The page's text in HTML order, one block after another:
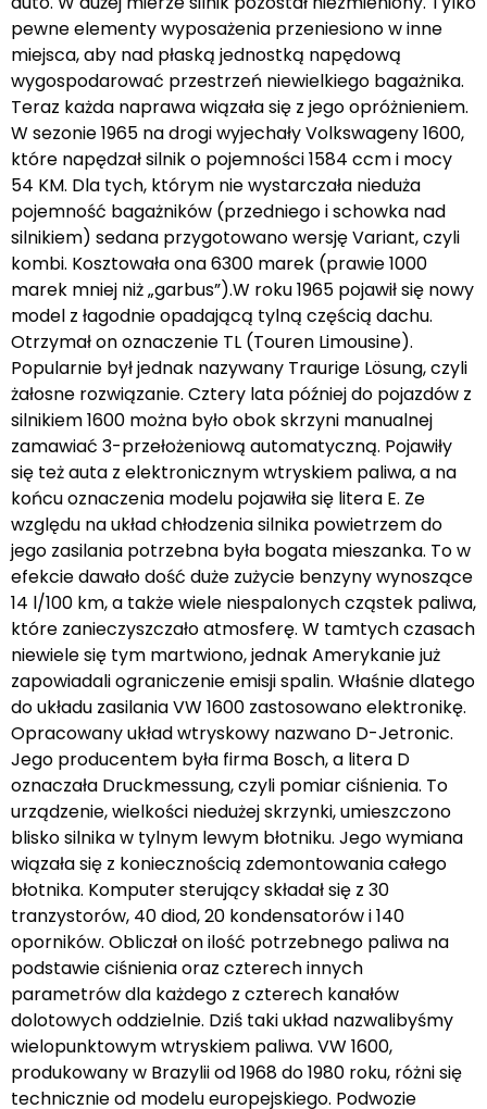
pewne elementy wyposażenia przeniesiono w inne
miejsca, aby nad płaską jednostką napędową
wygospodarować przestrzeń niewielkiego bagażnika.
Teraz każda naprawa wiązała się z jego opróżnieniem.
W sezonie 1965 na drogi wyjechały Volkswageny 1600,
które napędzał silnik o pojemności 1584 ccm i mocy
54 KM. Dla tych, którym nie wystarczała nieduża
pojemność bagażników (przedniego i schowka nad
silnikiem) sedana przygotowano wersję Variant, czyli
kombi. Kosztowała ona 6300 marek (prawie 1000
marek mniej niż „garbus”).W roku 1965 pojawił się nowy
model z łagodnie opadającą tylną częścią dachu.
Otrzymał on oznaczenie TL (Touren Limousine).
Popularnie był jednak nazywany Traurige Lösung, czyli
żałosne rozwiązanie. Cztery lata później do pojazdów z
silnikiem 1600 można było obok skrzyni manualnej
zamawiać 3-przełożeniową automatyczną. Pojawiły
się też auta z elektronicznym wtryskiem paliwa, a na
końcu oznaczenia modelu pojawiła się litera E. Ze
względu na układ chłodzenia silnika powietrzem do
jego zasilania potrzebna była bogata mieszanka. To w
efekcie dawało dość duże zużycie benzyny wynoszące
14 l/100 km, a także wiele niespalonych cząstek paliwa,
które zanieczyszczało atmosferę. W tamtych czasach
niewiele się tym martwiono, jednak Amerykanie już
zapowiadali ograniczenie emisji spalin. Właśnie dlatego
do układu zasilania VW 1600 zastosowano elektronikę.
Opracowany układ wtryskowy nazwano D-Jetronic.
Jego producentem była firma Bosch, a litera D
oznaczała Druckmessung, czyli pomiar ciśnienia. To
urządzenie, wielkości niedużej skrzynki, umieszczono
blisko silnika w tylnym lewym błotniku. Jego wymiana
wiązała się z koniecznością zdemontowania całego
błotnika. Komputer sterujący składał się z 30
tranzystorów, 40 diod, 20 kondensatorów i 140
oporników. Obliczał on ilość potrzebnego paliwa na
podstawie ciśnienia oraz czterech innych
parametrów dla każdego z czterech kanałów
dolotowych oddzielnie. Dziś taki układ nazwalibyśmy
wielopunktowym wtryskiem paliwa. VW 1600,
produkowany w Brazylii od 1968 do 1980 roku, różni się
technicznie od modelu europejskiego. Podwozie